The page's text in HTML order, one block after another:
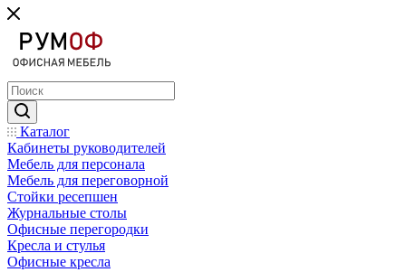
Каталог
Кабинеты руководителей
Мебель для персонала
Мебель для переговорной
Стойки ресепшен
Журнальные столы
Офисные перегородки
Кресла и стулья
Офисные кресла